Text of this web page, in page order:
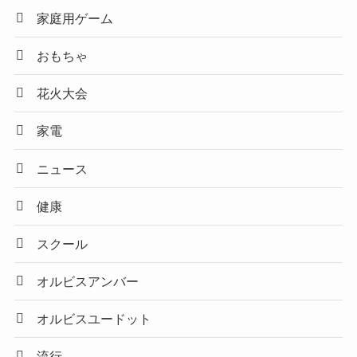
家庭用ゲーム
おもちゃ
花火大会
家電
ニュース
健康
スクール
オルビスアンバー
オルビスユードット